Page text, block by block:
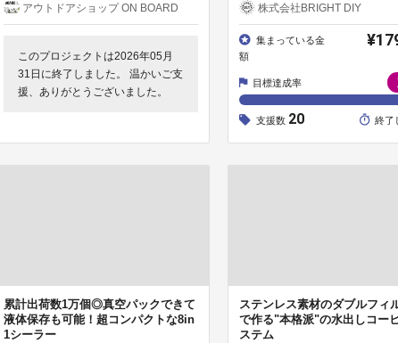
アウトドアショップ ON BOARD
このプロジェクトは2026年05月
31日に終了しました。 温かいご支
援、ありがとうございました。
株式会社BRIGHT DIY
集まっている金
額
目標達成率
支援数 20 終了
累計出荷数1万個◎真空パックできて
液体保存も可能！超コンパクトな8in
1シーラー
ステンレス素材のダブルフィ
で作る"本格派"の水出しコー
ステム